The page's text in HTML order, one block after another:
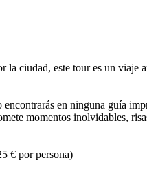
la ciudad, este tour es un viaje
en ninguna guía
momentos inolvidables,
€ por persona)